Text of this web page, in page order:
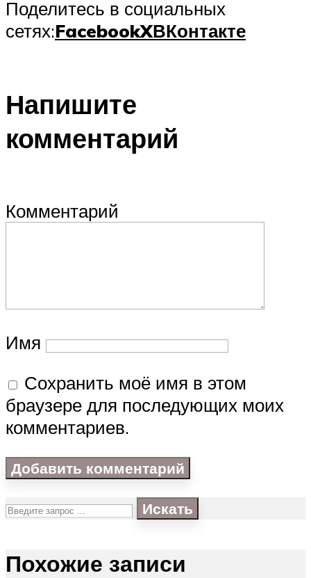
Поделитесь в социальных
сетях:FacebookXВКонтакте
Напишите
комментарий
Комментарий
Имя
Сохранить моё имя в этом
браузере для последующих моих
комментариев.
Искать
Похожие записи